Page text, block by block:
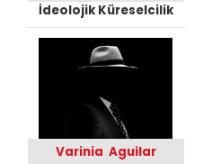
İdeolojik Küreselcilik
Varinia Aguilar